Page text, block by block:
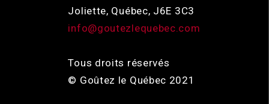
Joliette, Québec, J6E 3C3
info@goutezlequebec.com
Tous droits réservés
© Goûtez le Québec 2021